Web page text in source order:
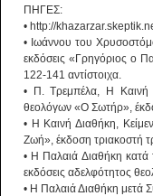
ΠΗΓΕΣ:
• http://
• Ιωάννου του
εκδόσεις «Γρηγόριος ο
122-141 αντίστοιχα.
• Π. Τρεμπέλα, Η Καινή
θεολόγων «Ο Σωτήρ»,
• Η Καινή Διαθήκη,
Ζωή», έκδοση τριακοστή
• Η Παλαιά Διαθήκη κατά
εκδόσεις αδελφότητος
• Η Παλαιά Διαθήκη μετά